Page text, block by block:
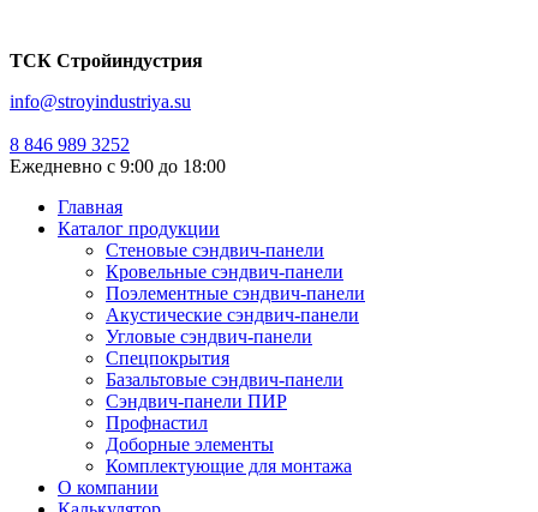
ТСК Стройиндустрия
info@stroyindustriya.su
8 846 989 3252
Ежедневно с 9:00 до 18:00
Сэндвич-панели
Главная
Каталог продукции
Стеновые сэндвич-панели
Кровельные сэндвич-панели
Поэлементные сэндвич-панели
Акустические сэндвич-панели
Угловые сэндвич-панели
Спецпокрытия
Базальтовые сэндвич-панели
Сэндвич-панели ПИР
Профнастил
Доборные элементы
Комплектующие для монтажа
О компании